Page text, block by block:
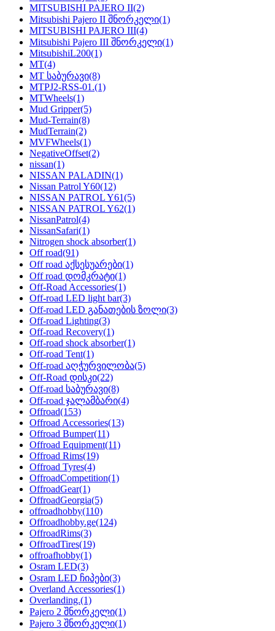
MITSUBISHI PAJERO II(2)
Mitsubishi Pajero II შნორკელი(1)
MITSUBISHI PAJERO III(4)
Mitsubishi Pajero III შნორკელი(1)
MitsubishiL200(1)
MT(4)
MT საბურავი(8)
MTPJ2-RSS-01.(1)
MTWheels(1)
Mud Gripper(5)
Mud-Terrain(8)
MudTerrain(2)
MVFWheels(1)
NegativeOffset(2)
nissan(1)
NISSAN PALADIN(1)
Nissan Patrol Y60(12)
NISSAN PATROL Y61(5)
NISSAN PATROL Y62(1)
NissanPatrol(4)
NissanSafari(1)
Nitrogen shock absorber(1)
Off road(91)
Off road აქსესუარები(1)
Off road დომკრატი(1)
Off-Road Accessories(1)
Off-road LED light bar(3)
Off-road LED განათების ზოლი(3)
Off-road Lighting(3)
Off-road Recovery(1)
Off-road shock absorber(1)
Off-road Tent(1)
Off-road აღჭურვილობა(5)
Off-Road დისკი(22)
Off-road საბურავი(8)
Off-road ჯალამბარი(4)
Offroad(153)
Offroad Accessories(13)
Offroad Bumper(11)
Offroad Equipment(11)
Offroad Rims(19)
Offroad Tyres(4)
OffroadCompetition(1)
OffroadGear(1)
OffroadGeorgia(5)
offroadhobby(110)
Offroadhobby.ge(124)
OffroadRims(3)
OffroadTires(19)
offroafhobby(1)
Osram LED(3)
Osram LED ჩიპები(3)
Overland Accessories(1)
Overlanding.(1)
Pajero 2 შნორკელი(1)
Pajero 3 შნორკელი(1)